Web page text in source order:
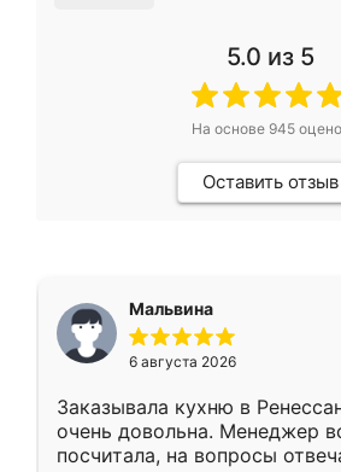
5.0 из 5
На основе 945
Оставить отзыв
Мальвина
6 августа 2026
Заказывала кухню в
очень довольна. Менеджер
посчитала, на вопросы